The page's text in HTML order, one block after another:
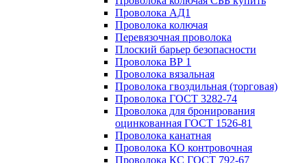
Проволока АД1
Проволока колючая
Перевязочная проволока
Плоский барьер безопасности
Проволока ВР 1
Проволока вязальная
Проволока гвоздильная (торговая)
Проволока ГОСТ 3282-74
Проволока для бронирования
оцинкованная ГОСТ 1526-81
Проволока канатная
Проволока КО контровочная
Проволока КС ГОСТ 792-67